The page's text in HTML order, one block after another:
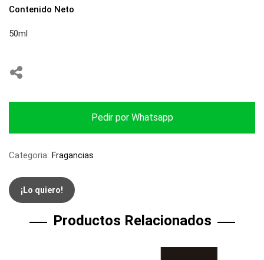
Contenido Neto
50ml
Pedir por Whatsapp
Categoria: Fragancias
¡Lo quiero!
Productos Relacionados